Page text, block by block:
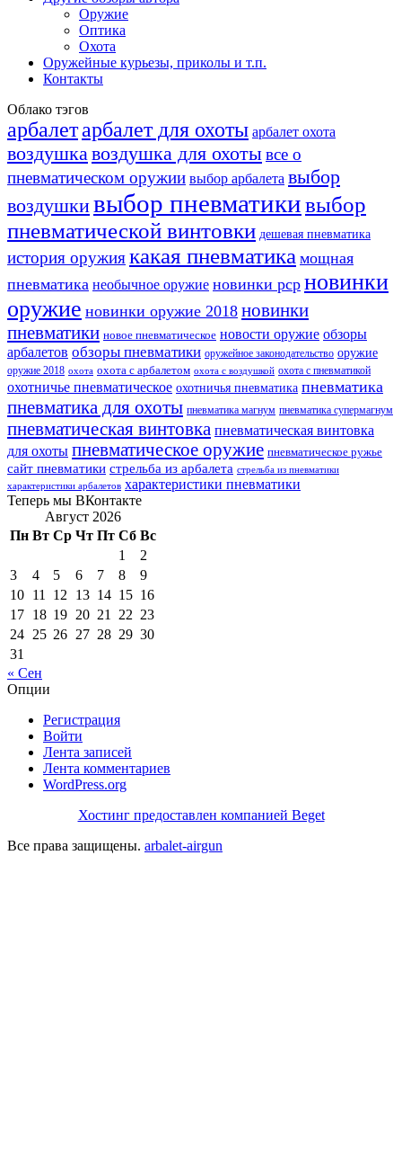
Оружие
Оптика
Охота
Оружейные курьезы, приколы и т.п.
Контакты
Облако тэгов
арбалетарбалет для охоты арбалет охота
воздушкавоздушка для охотывсе о
пневматическом оружии выбор арбалета выбор
воздушкивыбор пневматикивыбор
пневматической винтовки дешевая пневматика
история оружиякакая пневматика мощная
пневматика необычное оружие новинки pcp новинки
оружие новинки оружие 2018 новинки
пневматики новое пневматическое новости оружие обзоры
арбалетов обзоры пневматики оружейное законодательство оружие
оружие 2018 охота охота с арбалетом охота с воздушкой охота с пневматикой
охотничье пневматическое охотничья пневматика пневматика
пневматика для охоты пневматика магнум пневматика супермагнум
пневматическая винтовка пневматическая винтовка
для охоты пневматическое оружие пневматическое ружье
сайт пневматики стрельба из арбалета стрельба из пневматики
характеристики арбалетов характеристики пневматики
Теперь мы ВКонтакте
Август 2026
Пн Вт Ср Чт Пт Сб Вс
1
2
3
4 5 6 7 8
9
10 11 12 13 14 15 16
17 18 19 20 21 22 23
24 25 26 27 28 29 30
31
« Сен
Опции
Регистрация
Войти
Лента записей
Лента комментариев
WordPress.org
Хостинг предоставлен компанией Beget
Все права защищены. arbalet-airgun